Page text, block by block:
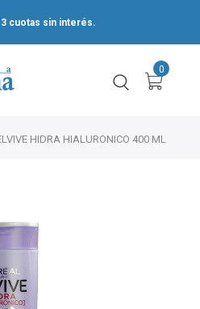
3 cuotas sin interés.
HIDRA HIALURONICO 400 ML